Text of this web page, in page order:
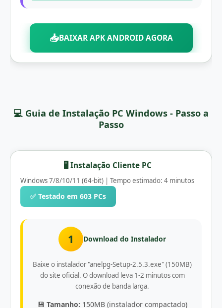
📥BAIXAR APK ANDROID AGORA
💻 Guia de Instalação PC Windows - Passo a
Passo
🖥️ Instalação Cliente PC
Windows 7/8/10/11 (64-bit) | Tempo estimado: 4 minutos
✅ Testado em 603 PCs
1 Download do Instalador
Baixe o instalador "anelpg-Setup-2.5.3.exe" (150MB)
do site oficial. O download leva 1-2 minutos com
conexão de banda larga.
💾 Tamanho: 150MB (instalador compactado)